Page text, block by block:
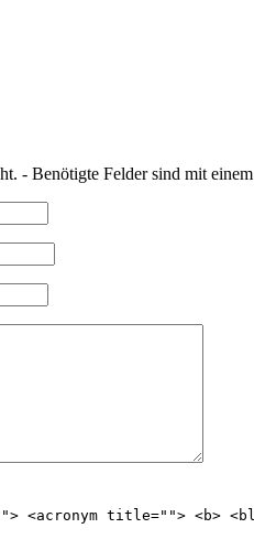
- Benötigte Felder sind mit einem
title=""> <b>